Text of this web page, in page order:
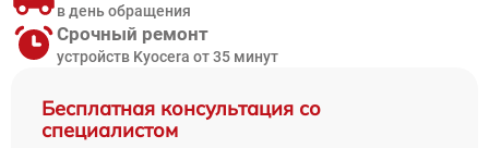
Бесплатная консультация со
специалистом
в день обращения
Срочный ремонт
устройств Kyocera от 35 минут